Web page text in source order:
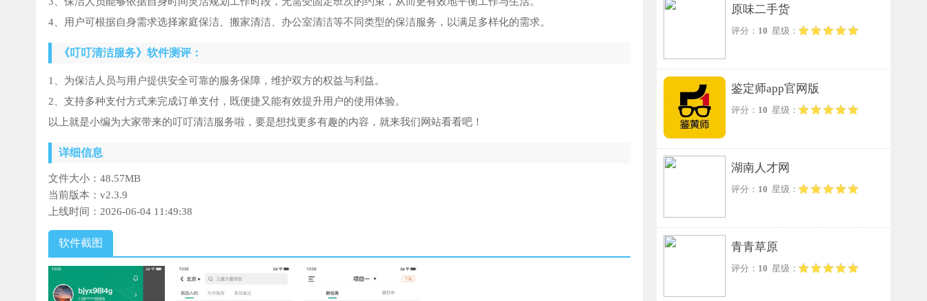
4、用户可根据自身需求选择家庭保洁、搬家清洁、办公室清洁等不同类型的保洁服务，以满足多样化的需求。
《叮叮清洁服务》软件测评：
1、为保洁人员与用户提供安全可靠的服务保障，维护双方的权益与利益。
2、支持多种支付方式来完成订单支付，既便捷又能有效提升用户的使用体验。
以上就是小编为大家带来的叮叮清洁服务啦，要是想找更多有趣的内容，就来我们网站看看吧！
详细信息
文件大小： 48.57MB
当前版本： v2.3.9
上线时间： 2026-06-04 11:49:38
软件截图
原味二手货
评分： 10 星级：
鉴定师app官网版
评分： 10 星级：
湖南人才网
评分： 10 星级：
青青草原
评分： 10 星级：